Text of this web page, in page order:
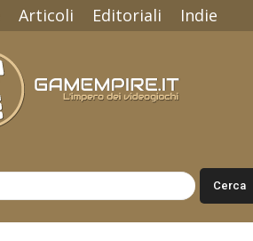
Articoli Editoriali Indie